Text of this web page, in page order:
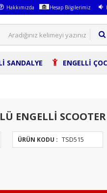
Hakkımızda Hesap Bilgilerimiz
SANDALYE ENGELLİ
ENGELLİ SCOOTER
ÜRÜN KODU : TSD515